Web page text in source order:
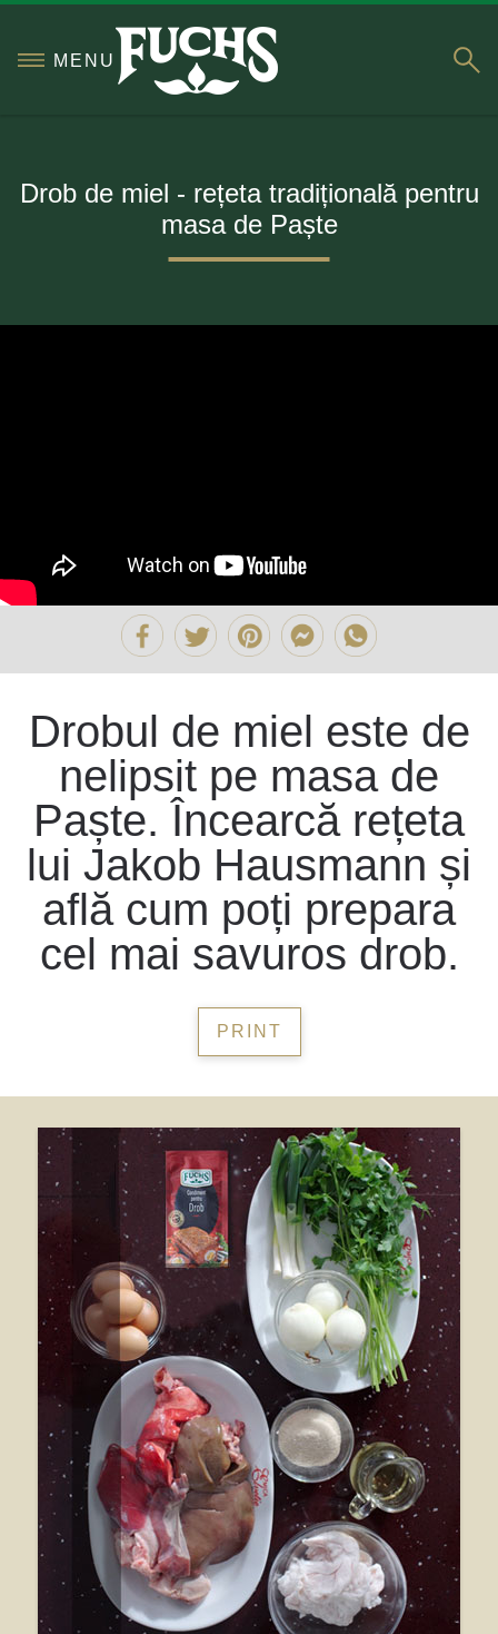
MENU
Drob de miel - rețeta tradițională pentru
masa de Paște
Drobul de miel este de
nelipsit pe masa de
Paște. Încearcă rețeta
lui Jakob Hausmann și
află cum poți prepara
cel mai savuros drob.
PRINT